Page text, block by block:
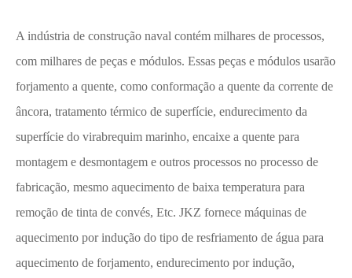
A indústria de construção naval contém milhares de processos,
com milhares de peças e módulos. Essas peças e módulos usarão
forjamento a quente, como conformação a quente da corrente de
âncora, tratamento térmico de superfície, endurecimento da
superfície do virabrequim marinho, encaixe a quente para
montagem e desmontagem e outros processos no processo de
fabricação, mesmo aquecimento de baixa temperatura para
remoção de tinta de convés, Etc. JKZ fornece máquinas de
aquecimento por indução do tipo de resfriamento de água para
aquecimento de forjamento, endurecimento por indução,